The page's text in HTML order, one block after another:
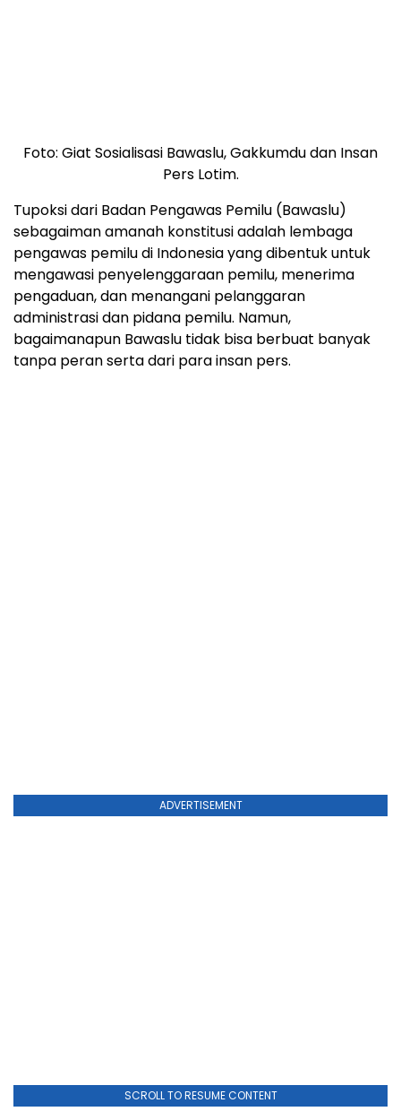
Foto: Giat Sosialisasi Bawaslu, Gakkumdu dan Insan
Pers Lotim.
Tupoksi dari Badan Pengawas Pemilu (Bawaslu)
sebagaiman amanah konstitusi adalah lembaga
pengawas pemilu di Indonesia yang dibentuk untuk
mengawasi penyelenggaraan pemilu, menerima
pengaduan, dan menangani pelanggaran
administrasi dan pidana pemilu. Namun,
bagaimanapun Bawaslu tidak bisa berbuat banyak
tanpa peran serta dari para insan pers.
ADVERTISEMENT
SCROLL TO RESUME CONTENT